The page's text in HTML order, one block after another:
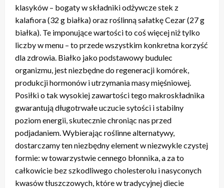
klasyków – bogaty w składniki odżywcze stek z
kalafiora (32 g białka) oraz roślinną sałatkę Cezar (27 g
białka). Te imponujące wartości to coś więcej niż tylko
liczby w menu – to przede wszystkim konkretna korzyść
dla zdrowia. Białko jako podstawowy budulec
organizmu, jest niezbędne do regeneracji komórek,
produkcji hormonów i utrzymania masy mięśniowej.
Posiłki o tak wysokiej zawartości tego makroskładnika
gwarantują długotrwałe uczucie sytości i stabilny
poziom energii, skutecznie chroniąc nas przed
podjadaniem. Wybierając roślinne alternatywy,
dostarczamy ten niezbędny element w niezwykle czystej
formie: w towarzystwie cennego błonnika, a za to
całkowicie bez szkodliwego cholesterolu i nasyconych
kwasów tłuszczowych, które w tradycyjnej diecie